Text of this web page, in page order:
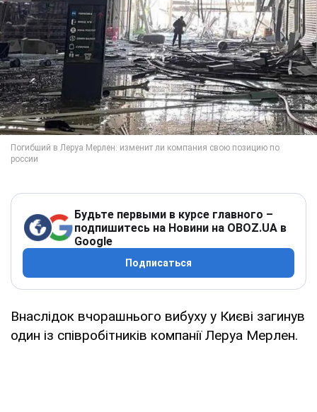
Будьте первыми в курсе главного –
подпишитесь на Новини на OBOZ.UA в
Google
Подписаться
Внаслідок вчорашнього вибуху у Києві загинув
один із співробітників компанії Леруа Мерлен.